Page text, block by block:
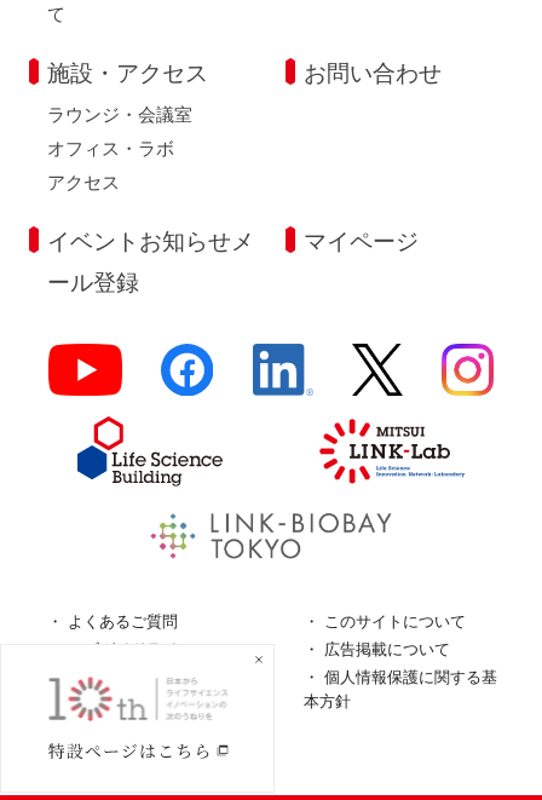
て
施設・アクセス
ラウンジ・会議室
オフィス・ラボ
アクセス
お問い合わせ
イベントお知らせメ
ール登録
マイページ
よくあるご質問
このサイトについて
ロゴガイドライン
広告掲載について
特定商取引法に基づく表
個人情報保護に関する基
本方針